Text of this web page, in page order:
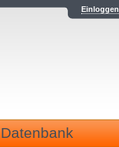
Einloggen
Datenbank